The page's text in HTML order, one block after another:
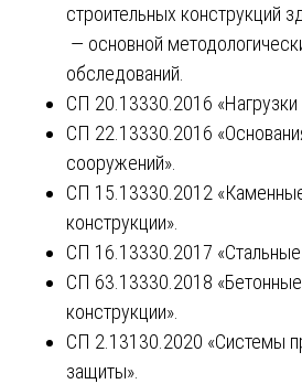
строительных конструкций
— основной
обследований.
СП 20.13330.2016 «Нагрузки
СП 22.13330.2016
сооружений».
СП 15.13330.2012
конструкции».
СП 16.13330.2017 «Стальные
СП 63.13330.2018
конструкции».
СП 2.13130.2020 «Системы
защиты».